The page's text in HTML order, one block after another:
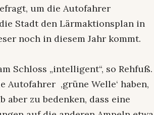
um die Autofahrer
Stadt den Lärmaktionsplan in
noch in diesem Jahr kommt.
Schloss „intelligent“, so Rehfuß.
Autofahrer ‚grüne Welle‘ haben,
aber zu bedenken, dass eine